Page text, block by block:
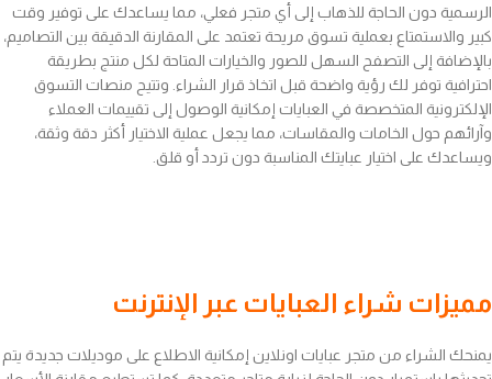
الرسمية دون الحاجة للذهاب إلى أي متجر فعلي، مما يساعدك على توفير وقت
كبير والاستمتاع بعملية تسوق مريحة تعتمد على المقارنة الدقيقة بين التصاميم،
بالإضافة إلى التصفح السهل للصور والخيارات المتاحة لكل منتج بطريقة
احترافية توفر لك رؤية واضحة قبل اتخاذ قرار الشراء. وتتيح منصات التسوق
الإلكترونية المتخصصة في العبايات إمكانية الوصول إلى تقييمات العملاء
وآرائهم حول الخامات والمقاسات، مما يجعل عملية الاختيار أكثر دقة وثقة،
ويساعدك على اختيار عبايتك المناسبة دون تردد أو قلق.
مميزات شراء العبايات عبر الإنترنت
يمنحك الشراء من متجر عبايات اونلاين إمكانية الاطلاع على موديلات جديدة يتم